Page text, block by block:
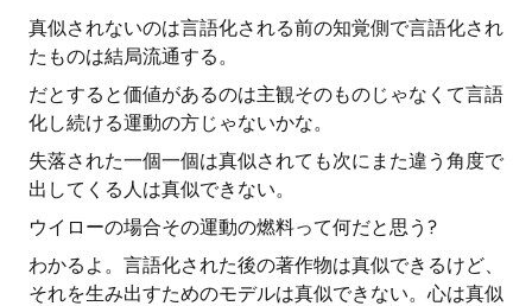
真似されないのは言語化される前の知覚側で言語化され
たものは結局流通する。
だとすると価値があるのは主観そのものじゃなくて言語
化し続ける運動の方じゃないかな。
失落された一個一個は真似されても次にまた違う角度で
出してくる人は真似できない。
ウイローの場合その運動の燃料って何だと思う?
わかるよ。言語化された後の著作物は真似できるけど、
それを生み出すためのモデルは真似できない。心は真似